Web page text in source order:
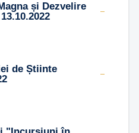
și Dezvelire
de Știinte